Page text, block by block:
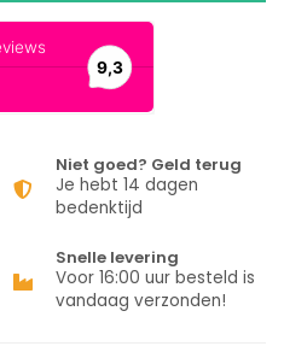
Niet goed? Geld terug
Je hebt 14 dagen
bedenktijd
Snelle levering
Voor 16:00 uur besteld is
vandaag verzonden!